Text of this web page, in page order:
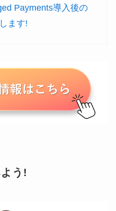
Payments導入後の
ます!
う!